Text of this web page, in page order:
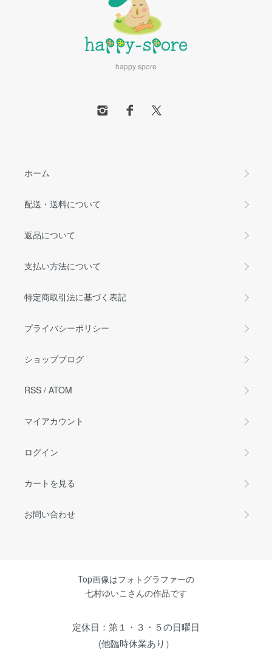
happy spore
ホーム
配送・送料について
返品について
支払い方法について
特定商取引法に基づく表記
プライバシーポリシー
ショップブログ
RSS / ATOM
マイアカウント
ログイン
カートを見る
お問い合わせ
Top画像はフォトグラファーの
七村ゆいこさんの作品です
定休日：第１・３・５の日曜日
(他臨時休業あり）